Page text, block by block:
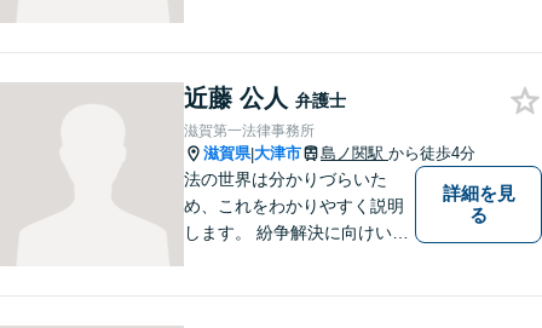
抱えるお気持ちやご希望をぜ
ひお聞かせください！
近藤 公人 弁護士
滋賀第一法律事務所
滋賀県|大津市 島ノ関駅 から徒歩4分
法の世界は分かりづらいた
め、これをわかりやすく説明
します。 紛争解決に向けいく
詳細を見
る